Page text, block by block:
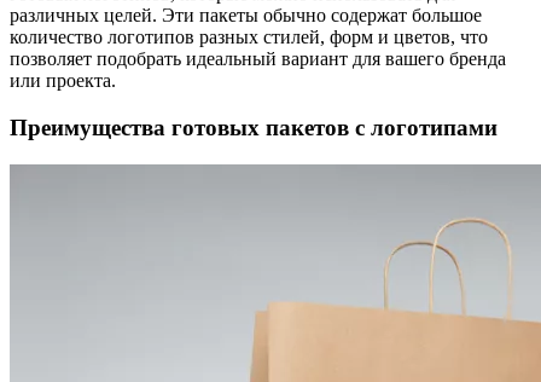
различных целей. Эти пакеты обычно содержат большое
количество логотипов разных стилей, форм и цветов, что
позволяет подобрать идеальный вариант для вашего бренда
или проекта.
Преимущества готовых пакетов с логотипами